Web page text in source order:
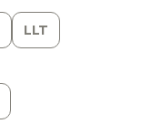
LLT